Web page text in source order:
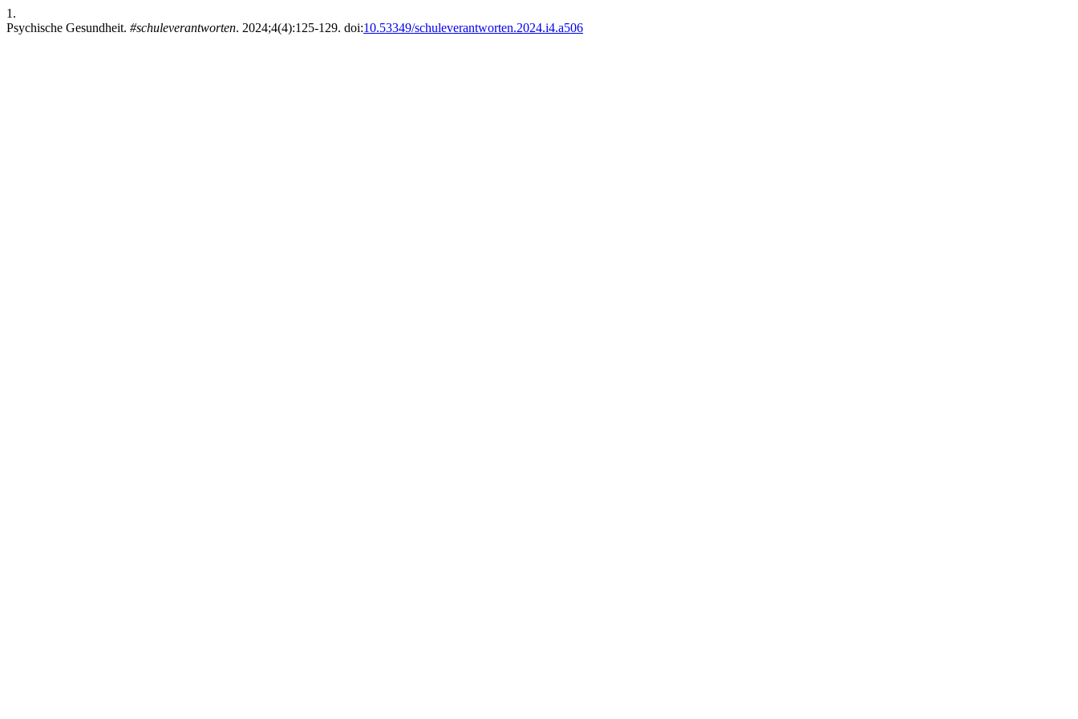
1.
Psychische Gesundheit. #schuleverantworten. 2024;4(4):125-129. doi:10.53349/schuleverantworten.2024.i4.a506